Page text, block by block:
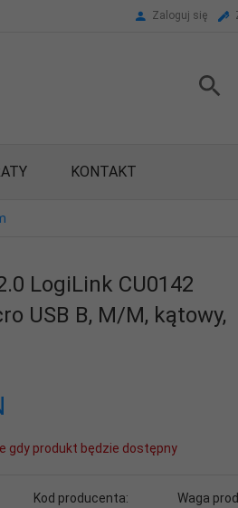
Zaloguj się
KONTAKT
LogiLink CU0142
USB B, M/M, kątowy,
gdy produkt będzie dostępny
Kod producenta:
Waga